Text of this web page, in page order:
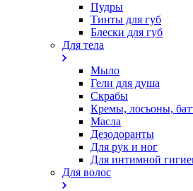
Пудры
Тинты для губ
Блески для губ
Для тела
Мыло
Гели для душа
Скрабы
Кремы, лосьоны,
Масла
Дезодоранты
Для рук и ног
Для интимной
Для волос